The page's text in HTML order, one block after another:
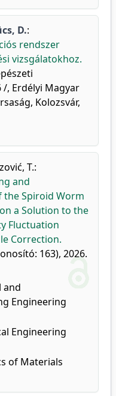
D.:
rendszer
vizsgálatokhoz.
/, Erdélyi Magyar
Kolozsvár,
T.:
and
the Spiroid Worm
a Solution to the
Fluctuation
Correction.
163), 2026.
Engineering
Engineering
of Materials